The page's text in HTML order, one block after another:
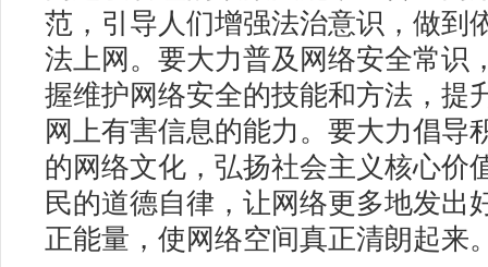
范，引导人们增强法治意识，做到
法上网。要大力普及网络安全常识
握维护网络安全的技能和方法，提
网上有害信息的能力。要大力倡导
的网络文化，弘扬社会主义核心价
民的道德自律，让网络更多地发出
正能量，使网络空间真正清朗起来